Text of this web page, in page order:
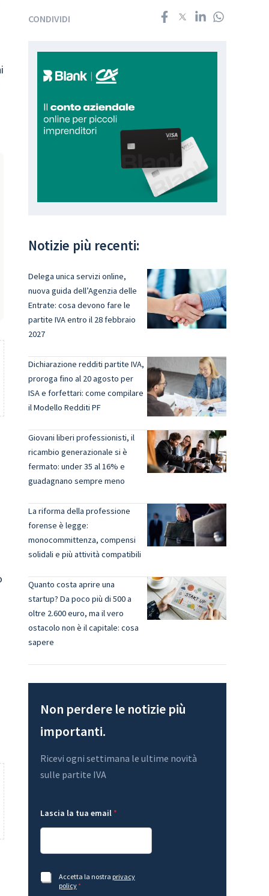
CONDIVIDI
Notizie più recenti:
Delega unica servizi online,
nuova guida dell’Agenzia delle
Entrate: cosa devono fare le
partite IVA entro il 28 febbraio
2027
Dichiarazione redditi partite IVA,
proroga fino al 20 agosto per
ISA e forfettari: come compilare
il Modello Redditi PF
Giovani liberi professionisti, il
ricambio generazionale si è
fermato: under 35 al 16% e
guadagnano sempre meno
La riforma della professione
forense è legge:
monocommittenza, compensi
solidali e più attività compatibili
Quanto costa aprire una
startup? Da poco più di 500 a
oltre 2.600 euro, ma il vero
ostacolo non è il capitale: cosa
sapere
Non perdere le notizie più
importanti.
Ricevi ogni settimana le ultime novità
sulle partite IVA
c
t
z
i
c
t
z
i
Lascia la tua email *
A
c
Accetta la nostra privacy
policy*